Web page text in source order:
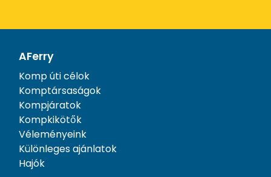
AFerry
Komp úti célok
Komptársaságok
Kompjáratok
Kompkikötők
Véleményeink
Különleges ajánlatok
Hajók